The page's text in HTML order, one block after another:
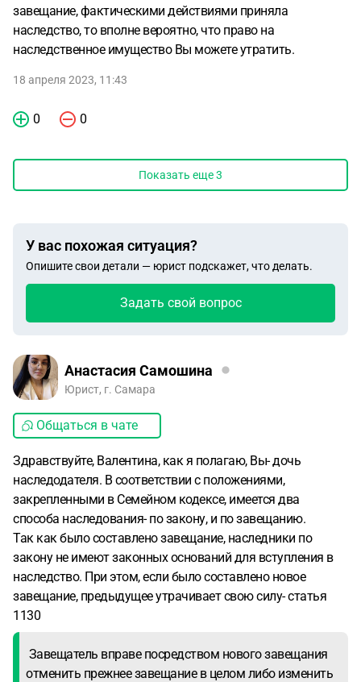
завещание, фактическими действиями приняла
наследство, то вполне вероятно, что право на
наследственное имущество Вы можете утратить.
18 апреля 2023, 11:43
0 0
Показать еще3
У вас похожая ситуация?
Опишите свои детали — юрист подскажет, что делать.
Задать свой вопрос
Анастасия Самошина
Юрист, г. Самара
Общаться в чате
Здравствуйте, Валентина, как я полагаю, Вы- дочь
наследодателя. В соответствии с положениями,
закрепленными в Семейном кодексе, имеется два
способа наследования- по закону, и по завещанию.
Так как было составлено завещание, наследники по
закону не имеют законных оснований для вступления в
наследство. При этом, если было составлено новое
завещание, предыдущее утрачивает свою силу- статья
1130
Завещатель вправе посредством нового завещания
отменить прежнее завещание в целом либо изменить